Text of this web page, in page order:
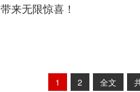
来无限惊喜！
1 2 全文